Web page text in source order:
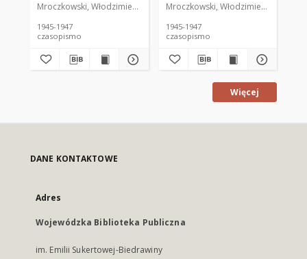
Mroczkowski, Włodzimierz (1902-1971). Redaktor
1945-1947
czasopismo
Mroczkowski, Włodzimierz (1902-
1945-1947
czasopismo
Więcej
DANE KONTAKTOWE
Adres
Wojewódzka Biblioteka Publiczna
im. Emilii Sukertowej-Biedrawiny